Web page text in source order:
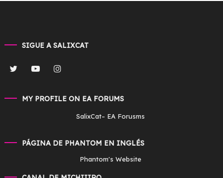
SIGUE A SALIXCAT
MY PROFILE ON EA FORUMS
SalixCat– EA Forusms
PÁGINA DE PHANTOM EN INGLÉS
Phantom's Website